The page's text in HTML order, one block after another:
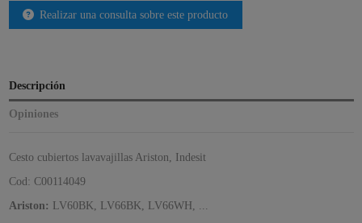
Realizar una consulta sobre este producto
Descripción
Opiniones
Cesto cubiertos lavavajillas Ariston, Indesit
Cod: C00114049
Ariston: LV60BK, LV66BK, LV66WH, ...